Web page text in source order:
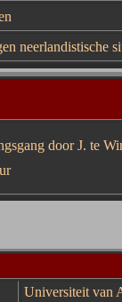
neerlandistische
door J. te
Universiteit van